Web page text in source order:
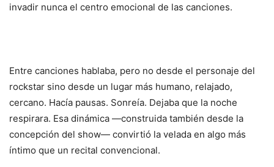
invadir nunca el centro emocional de las canciones.
Entre canciones hablaba, pero no desde el personaje del
rockstar sino desde un lugar más humano, relajado,
cercano. Hacía pausas. Sonreía. Dejaba que la noche
respirara. Esa dinámica —construida también desde la
concepción del show— convirtió la velada en algo más
íntimo que un recital convencional.